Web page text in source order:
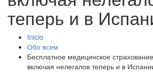
теперь и в
Inicio
Обо всем
Бесплатное медицинское
включая нелегалов теперь и в